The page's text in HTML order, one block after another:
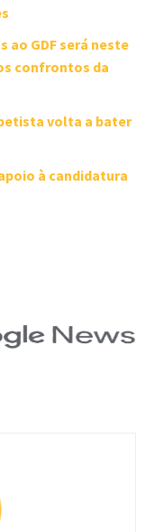
ao GDF será neste
confrontos da
volta a bater
à candidatura